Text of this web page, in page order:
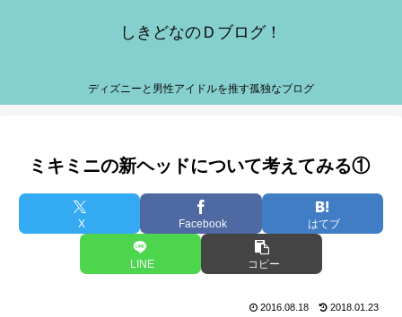
しきどなのＤブログ！
ディズニーと男性アイドルを推す孤独なブログ
ミキミニの新ヘッドについて考えてみる①
X Facebook はてブ
LINE コピー
2016.08.18 2018.01.23